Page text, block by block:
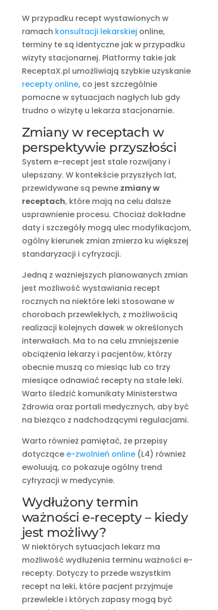
W przypadku recept wystawionych w
ramach konsultacji lekarskiej online,
terminy te są identyczne jak w przypadku
wizyty stacjonarnej. Platformy takie jak
ReceptaX.pl umożliwiają szybkie uzyskanie
recepty online, co jest szczególnie
pomocne w sytuacjach nagłych lub gdy
trudno o wizytę u lekarza stacjonarnie.
Zmiany w receptach w
perspektywie przyszłości
System e-recept jest stale rozwijany i
ulepszany. W kontekście przyszłych lat,
przewidywane są pewne zmiany w
receptach, które mają na celu dalsze
usprawnienie procesu. Chociaż dokładne
daty i szczegóły mogą ulec modyfikacjom,
ogólny kierunek zmian zmierza ku większej
standaryzacji i cyfryzacji.
Jedną z ważniejszych planowanych zmian
jest możliwość wystawiania recept
rocznych na niektóre leki stosowane w
chorobach przewlekłych, z możliwością
realizacji kolejnych dawek w określonych
interwałach. Ma to na celu zmniejszenie
obciążenia lekarzy i pacjentów, którzy
obecnie muszą co miesiąc lub co trzy
miesiące odnawiać recepty na stałe leki.
Warto śledzić komunikaty Ministerstwa
Zdrowia oraz portali medycznych, aby być
na bieżąco z nadchodzącymi regulacjami.
Warto również pamiętać, że przepisy
dotyczące e-zwolnień online(L4) również
ewoluują, co pokazuje ogólny trend
cyfryzacji w medycynie.
Wydłużony termin
ważności e-recepty – kiedy
jest możliwy?
W niektórych sytuacjach lekarz ma
możliwość wydłużenia terminu ważności e-
recepty. Dotyczy to przede wszystkim
recept na leki, które pacjent przyjmuje
przewlekle i których zapasy mogą być